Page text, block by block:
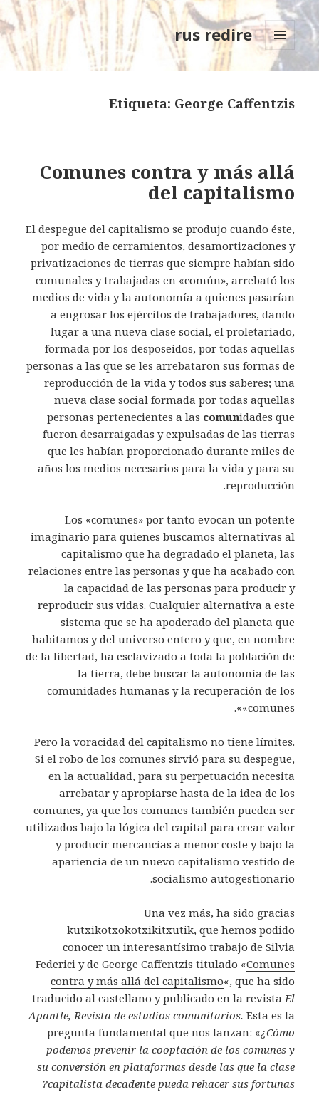
rus redire
MENÚ
Y
Etiqueta: George Caffentzis
Comunes contra y más allá
del capitalismo
El despegue del capitalismo se produjo cuando éste,
por medio de cerramientos, desamortizaciones y
privatizaciones de tierras que siempre habían sido
comunales y trabajadas en «común», arrebató los
medios de vida y la autonomía a quienes pasarían
a engrosar los ejércitos de trabajadores, dando
lugar a una nueva clase social, el proletariado,
formada por los desposeidos, por todas aquellas
personas a las que se les arrebataron sus formas de
reproducción de la vida y todos sus saberes; una
nueva clase social formada por todas aquellas
personas pertenecientes a las comunidades que
fueron desarraigadas y expulsadas de las tierras
que les habían proporcionado durante miles de
años los medios necesarios para la vida y para su
reproducción.
Los «comunes» por tanto evocan un potente
imaginario para quienes buscamos alternativas al
capitalismo que ha degradado el planeta, las
relaciones entre las personas y que ha acabado con
la capacidad de las personas para producir y
reproducir sus vidas. Cualquier alternativa a este
sistema que se ha apoderado del planeta que
habitamos y del universo entero y que, en nombre
de la libertad, ha esclavizado a toda la población de
la tierra, debe buscar la autonomía de las
comunidades humanas y la recuperación de los
«comunes».
Pero la voracidad del capitalismo no tiene límites.
Si el robo de los comunes sirvió para su despegue,
en la actualidad, para su perpetuación necesita
arrebatar y apropiarse hasta de la idea de los
comunes, ya que los comunes también pueden ser
utilizados bajo la lógica del capital para crear valor
y producir mercancías a menor coste y bajo la
apariencia de un nuevo capitalismo vestido de
socialismo autogestionario.
Una vez más, ha sido gracias
kutxikotxokotxikitxutik, que hemos podido
conocer un interesantísimo trabajo de Silvia
Federici y de George Caffentzis titulado «Comunes
contra y más allá del capitalismo«, que ha sido
traducido al castellano y publicado en la revistaEl
Apantle, Revista de estudios comunitarios. Esta es la
pregunta fundamental que nos lanzan: «¿Cómo
podemos prevenir la cooptación de los comunes y
su conversión en plataformas desde las que la clase
capitalista decadente pueda rehacer sus fortunas?